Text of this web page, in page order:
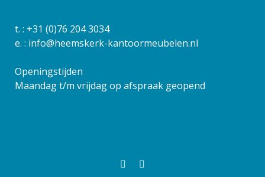
t. : +31 (0)76 204 3034
e. : info@heemskerk-kantoormeubelen.nl
Openingstijden
Maandag t/m vrijdag op afspraak geopend